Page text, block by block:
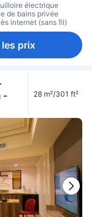
électrique
de bains privée
internet (sans fil)
prix
-
28 m²/301 ft²